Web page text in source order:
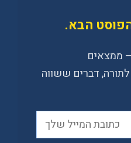
הבא.
ממצאים
דברים ששווה